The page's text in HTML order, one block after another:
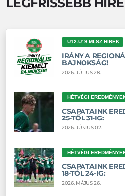
U12-U19 MLSZ HÍREK
IRÁNY A
BAJNOKSÁG!
2026. JÚLIUS 28.
HÉTVÉGI
CSAPATAINK
25-TŐL 31-IG:
2026. JÚNIUS 02.
HÉTVÉGI
CSAPATAINK
18-TÓL 24-IG:
2026. MÁJUS 26.